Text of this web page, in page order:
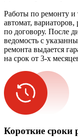
Работы по ремонту и
автомат,
по договору. После
ведомость с
ремонта выдается
на срок от 3-х
Короткие сроки